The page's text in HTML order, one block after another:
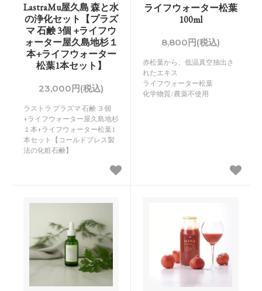
LastraMu屋久島 森と水
の浄化セット【プラズ
マ 石鹸 3個 +ライフウ
ォーター屋久島地杉１
本+ライフウォーター
松葉1本セット】
23,000円(税込)
ラストラ プラズマ 石鹸 ３個
+ライフウォーター屋久島地杉
１本+ライフウォーター松葉1
本セット【コールドプレス製
法の化粧石鹸】
ライフウォーター松葉
100ml
8,800円(税込)
赤松葉から、低温真空抽出さ
れたエキス
ライフウォーター松葉
化学物質/農薬不使用